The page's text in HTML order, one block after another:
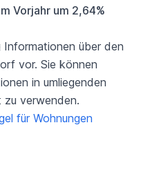
Vorjahr um 2,64%
Informationen über den
vor. Sie können
in umliegenden
zu verwenden.
für Wohnungen